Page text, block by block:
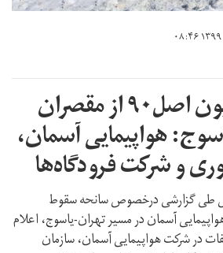
گزارش کمیسیون اصل۹۰ از مقصران
هواپیمایی آسمان،
و شرکت فرودگاه‌ها
طی گزارشی درخصوص سانحه سقوط
آسمان در مسیر تهران-‌یاسوج، اعلام
در شرکت هواپیمایی آسمان، سازمان